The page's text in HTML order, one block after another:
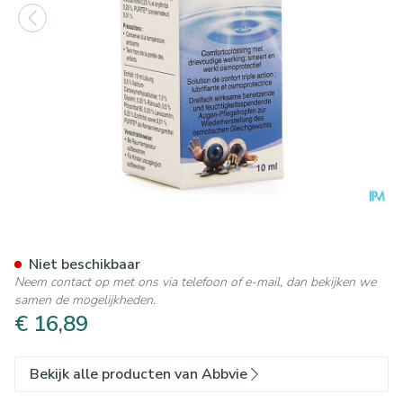
€ 16,89
Niet beschikbaar
Neem contact op met ons via telefoon of e-mail, dan bekijken we
samen de mogelijkheden.
Bekijk alle producten van Abbvie